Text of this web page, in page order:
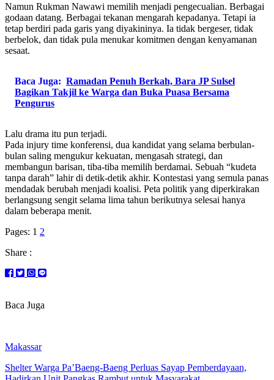
Namun Rukman Nawawi memilih menjadi pengecualian. Berbagai
godaan datang. Berbagai tekanan mengarah kepadanya. Tetapi ia
tetap berdiri pada garis yang diyakininya. Ia tidak bergeser, tidak
berbelok, dan tidak pula menukar komitmen dengan kenyamanan
sesaat.
Baca Juga: Ramadan Penuh Berkah, Bara JP Sulsel
Bagikan Takjil ke Warga dan Buka Puasa Bersama
Pengurus
Lalu drama itu pun terjadi.
Pada injury time konferensi, dua kandidat yang selama berbulan-
bulan saling mengukur kekuatan, mengasah strategi, dan
membangun barisan, tiba-tiba memilih berdamai. Sebuah “kudeta
tanpa darah” lahir di detik-detik akhir. Kontestasi yang semula panas
mendadak berubah menjadi koalisi. Peta politik yang diperkirakan
berlangsung sengit selama lima tahun berikutnya selesai hanya
dalam beberapa menit.
Pages: 1 2
Share :
Baca Juga
Makassar
Shelter Warga Pa’Baeng-Baeng Perluas Sayap Pemberdayaan,